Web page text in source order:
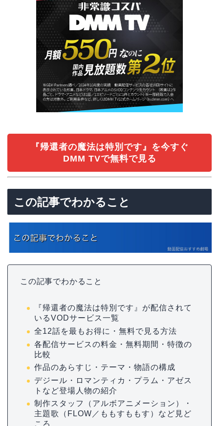
『帰還者の魔法は特別です』を今すぐ
DMM TVで無料で見る
この記事でわかること
この記事でわかること
『帰還者の魔法は特別です』が配信されて
いるVODサービス一覧
全12話を最もお得に・無料で見る方法
各配信サービスの料金・無料期間・特徴の
比較
作品のあらすじ・テーマ・物語の構成
デジール・ロマンティカ・プラム・アゼス
トなど登場人物の紹介
制作スタッフ（アルボアニメーション）・
主題歌（FLOW／ももすももす）など見ど
ころ